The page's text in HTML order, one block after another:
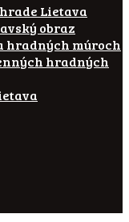
Lietava
obraz
hradných múroch
hradných